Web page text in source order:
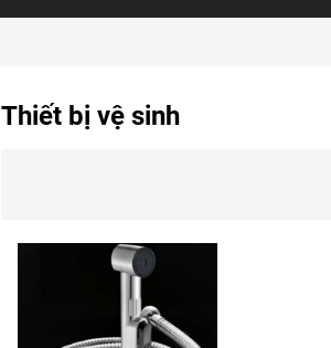
Thiết bị vệ sinh